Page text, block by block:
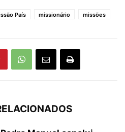
País missionário missões